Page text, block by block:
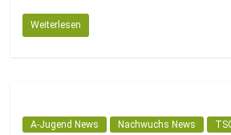
Weiterlesen
A-Jugend News Nachwuchs News